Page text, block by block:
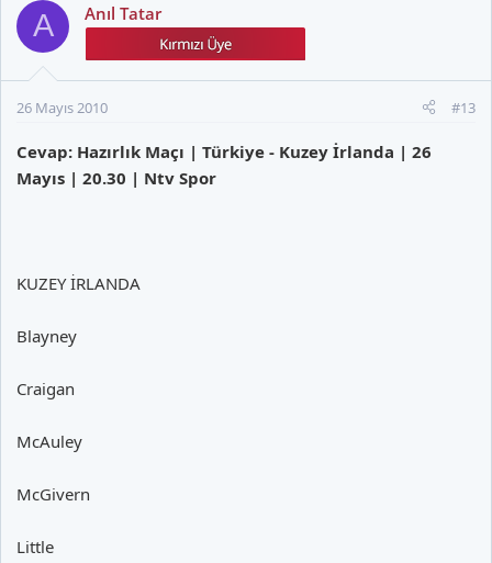
A Anıl Tatar
26 Mayıs 2010 #13
Cevap: Hazırlık Maçı | Türkiye - Kuzey İrlanda | 26
Mayıs | 20.30 | Ntv Spor
KUZEY İRLANDA
Blayney
Craigan
McAuley
McGivern
Little